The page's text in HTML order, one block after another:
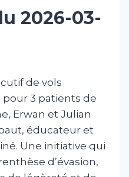
2026-03-
de vols
3 patients de
Erwan et Julian
éducateur et
Une initiative qui
d’évasion,